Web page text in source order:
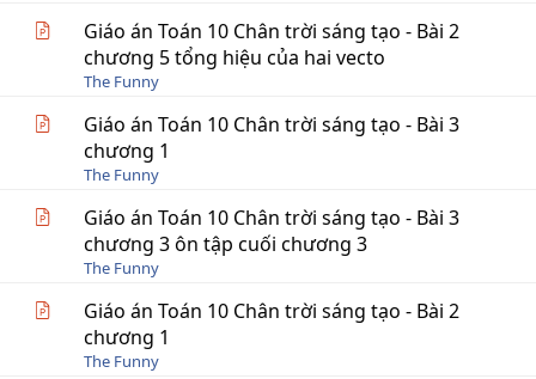
Giáo án Toán 10 Chân trời sáng tạo - Bài 2
chương 5 tổng hiệu của hai vecto
The Funny
Giáo án Toán 10 Chân trời sáng tạo - Bài 3
chương 1
The Funny
Giáo án Toán 10 Chân trời sáng tạo - Bài 3
chương 3 ôn tập cuối chương 3
The Funny
Giáo án Toán 10 Chân trời sáng tạo - Bài 2
chương 1
The Funny